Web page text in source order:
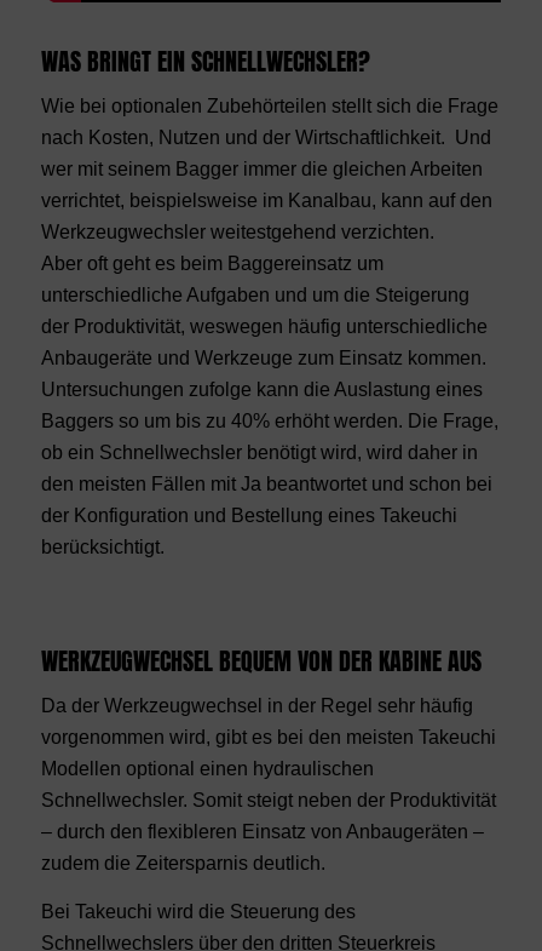
WAS BRINGT EIN SCHNELLWECHSLER?
Wie bei optionalen Zubehörteilen stellt sich die Frage
nach Kosten, Nutzen und der Wirtschaftlichkeit. Und
wer mit seinem Bagger immer die gleichen Arbeiten
verrichtet, beispielsweise im Kanalbau, kann auf den
Werkzeugwechsler weitestgehend verzichten.
Aber oft geht es beim Baggereinsatz um
unterschiedliche Aufgaben und um die Steigerung
der Produktivität, weswegen häufig unterschiedliche
Anbaugeräte und Werkzeuge zum Einsatz kommen.
Untersuchungen zufolge kann die Auslastung eines
Baggers so um bis zu 40% erhöht werden. Die Frage,
ob ein Schnellwechsler benötigt wird, wird daher in
den meisten Fällen mit Ja beantwortet und schon bei
der Konfiguration und Bestellung eines Takeuchi
berücksichtigt.
WERKZEUGWECHSEL BEQUEM VON DER KABINE AUS
Da der Werkzeugwechsel in der Regel sehr häufig
vorgenommen wird, gibt es bei den meisten Takeuchi
Modellen optional einen hydraulischen
Schnellwechsler. Somit steigt neben der Produktivität
‒ durch den flexibleren Einsatz von Anbaugeräten ‒
zudem die Zeitersparnis deutlich.
Bei Takeuchi wird die Steuerung des
Schnellwechslers über den dritten Steuerkreis